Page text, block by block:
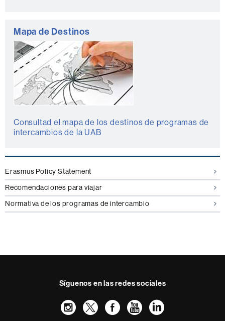
Mapa de Destinos
Consultad el mapa de los destinos de programas de
intercambios de la UAB
Erasmus Policy Statement
Recomendaciones para viajar
Normativa de los programas de intercambio
Síguenos en las redes sociales
Instagram
TwitterFacebook
Youtube
LinkedIn